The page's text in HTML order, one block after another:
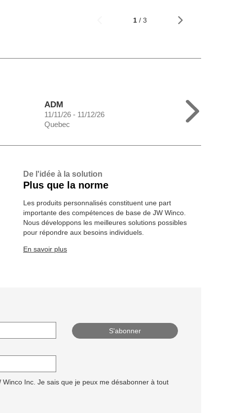
1/ 3
ADM
11/11/26 - 11/12/26
Quebec
De l'idée à la solution
Plus que la norme
Les produits personnalisés constituent une part
importante des compétences de base de JW Winco.
Nous développons les meilleures solutions possibles
pour répondre aux besoins individuels.
En savoir plus
Inc. Je sais que je peux me désabonner à tout